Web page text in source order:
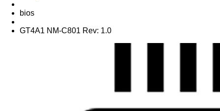
bios
GT4A1 NM-C801 Rev: 1.0